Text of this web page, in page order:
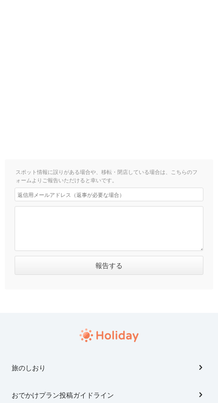
スポット情報に誤りがある場合や、移転・閉店している場合は、こちらのフ
ォームよりご報告いただけると幸いです。
旅のしおり
おでかけプラン投稿ガイドライン